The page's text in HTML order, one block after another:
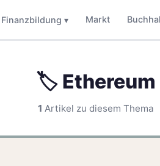
Finanzbildung ▾ Markt
🏷️ Ethereum
1 Artikel zu diesem Thema